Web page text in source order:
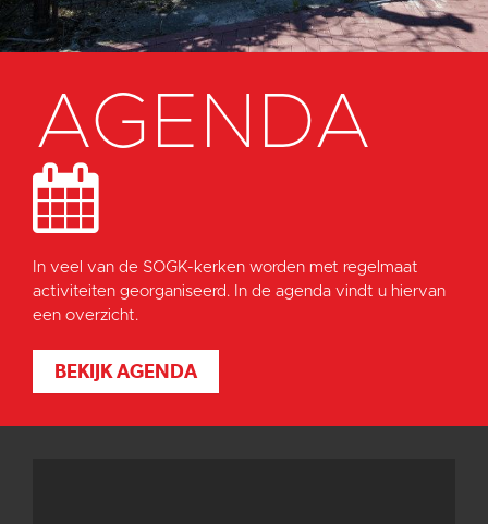
AGENDA
In veel van de SOGK-kerken worden met regelmaat
activiteiten georganiseerd. In de agenda vindt u hiervan
een overzicht.
BEKIJK AGENDA